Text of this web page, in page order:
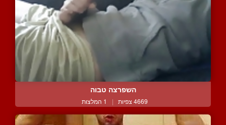
השפרצה טבוה
4669 צפיות | 1 המלצות